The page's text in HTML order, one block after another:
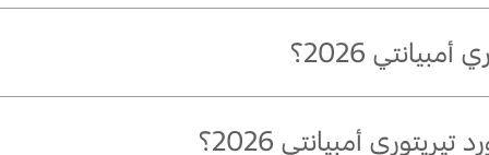
GTDI البنزيني سعة 1.8 لتر. 2026؟
أمبيانتي 2026؟